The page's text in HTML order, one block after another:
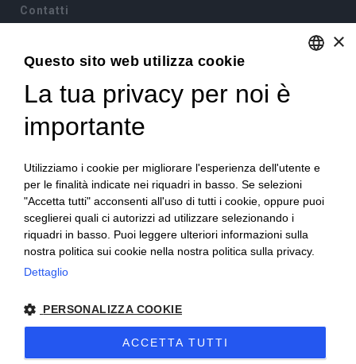
Contatti
10022 Carmagnola(TO)
+39 380 6441674
info@becchisapori.it
Informazioni
Home
Chi siamo
Condizioni di vendita
Diritto di recesso
Modalità pagamento
Spedizioni e consegne
Supporto e assistenza
Imballi antirottura
Contatti
×
Questo sito web utilizza cookie
La tua privacy per noi è
importante
Utilizziamo i cookie per migliorare l'esperienza dell'utente e
per le finalità indicate nei riquadri in basso. Se selezioni
"Accetta tutti" acconsenti all'uso di tutti i cookie, oppure puoi
sceglierei quali ci autorizzi ad utilizzare selezionando i
riquadri in basso. Puoi leggere ulteriori informazioni sulla
nostra politica sui cookie nella nostra politica sulla privacy.
Dettaglio
PERSONALIZZA COOKIE
ACCETTA TUTTI